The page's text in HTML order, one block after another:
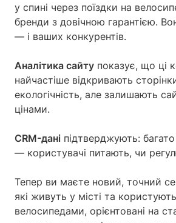
у спині через поїздки на
бренди з довічною гарантією.
— і ваших конкурентів.
Аналітика сайту показує, що ці
найчастіше відкривають
екологічність, але залишають
цінами.
CRM-дані підтверджують:
— користувачі питають, чи
Тепер ви маєте новий, точний
які живуть у місті та
велосипедами, орієнтовані на